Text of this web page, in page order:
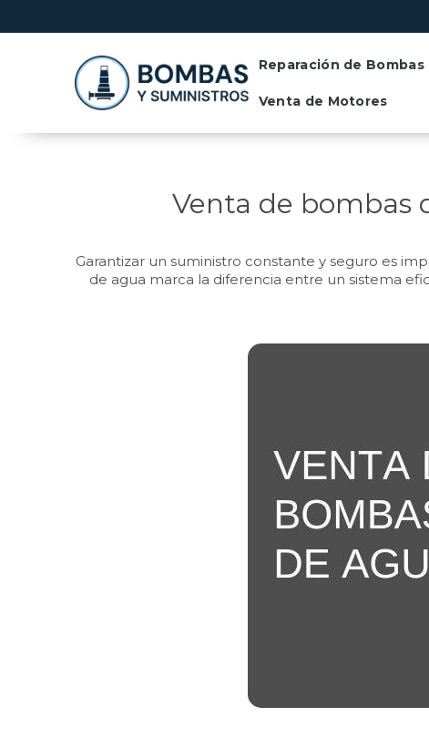
Reparación de Bombas
Venta de Motores
Venta de bombas
Garantizar un suministro constante y seguro es
de agua marca la diferencia entre un sistema